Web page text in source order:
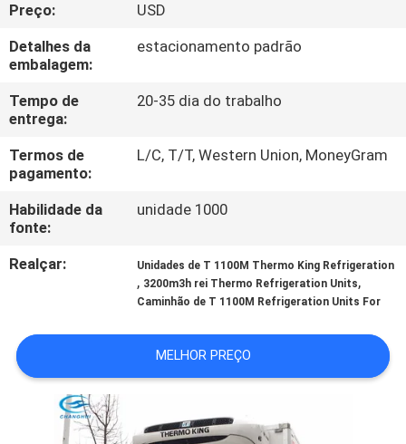
CONTROLE
DE
QUALIDADE
CONTACTE-
NOS
NOTÍCIAS
MAPA
DO
Preço:
USD
Detalhes da
embalagem:
estacionamento padrão
Tempo de
entrega:
20-35 dia do trabalho
Termos de
pagamento:
L/C, T/T, Western Union, MoneyGram
Habilidade da
fonte:
unidade 1000
Realçar: Unidades de T 1100M Thermo King Refrigeration
, 3200m3h rei Thermo Refrigeration Units,
Caminhão de T 1100M Refrigeration Units For
MELHOR PREÇO